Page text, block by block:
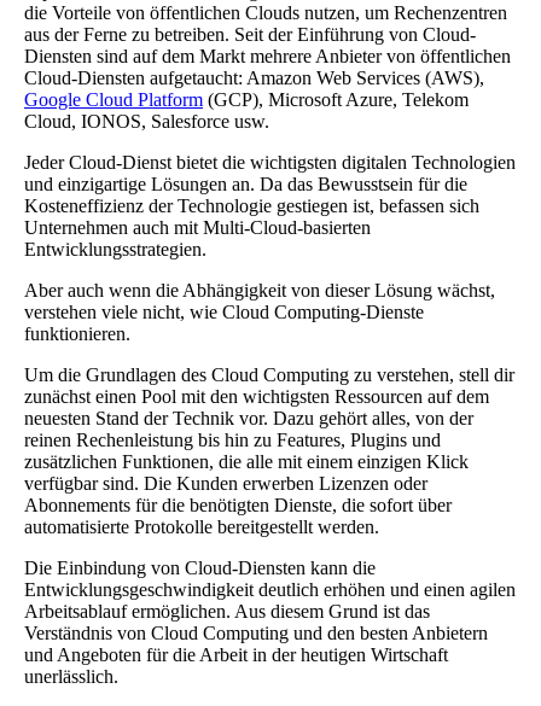
die Vorteile von öffentlichen Clouds nutzen, um Rechenzentren
aus der Ferne zu betreiben. Seit der Einführung von Cloud-
Diensten sind auf dem Markt mehrere Anbieter von öffentlichen
Cloud-Diensten aufgetaucht: Amazon Web Services (AWS),
Google Cloud Platform (GCP), Microsoft Azure, Telekom
Cloud, IONOS, Salesforce usw.
Jeder Cloud-Dienst bietet die wichtigsten digitalen Technologien
und einzigartige Lösungen an. Da das Bewusstsein für die
Kosteneffizienz der Technologie gestiegen ist, befassen sich
Unternehmen auch mit Multi-Cloud-basierten
Entwicklungsstrategien.
Aber auch wenn die Abhängigkeit von dieser Lösung wächst,
verstehen viele nicht, wie Cloud Computing-Dienste
funktionieren.
Um die Grundlagen des Cloud Computing zu verstehen, stell dir
zunächst einen Pool mit den wichtigsten Ressourcen auf dem
neuesten Stand der Technik vor. Dazu gehört alles, von der
reinen Rechenleistung bis hin zu Features, Plugins und
zusätzlichen Funktionen, die alle mit einem einzigen Klick
verfügbar sind. Die Kunden erwerben Lizenzen oder
Abonnements für die benötigten Dienste, die sofort über
automatisierte Protokolle bereitgestellt werden.
Die Einbindung von Cloud-Diensten kann die
Entwicklungsgeschwindigkeit deutlich erhöhen und einen agilen
Arbeitsablauf ermöglichen. Aus diesem Grund ist das
Verständnis von Cloud Computing und den besten Anbietern
und Angeboten für die Arbeit in der heutigen Wirtschaft
unerlässlich.